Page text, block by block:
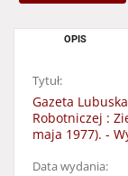
OPIS
Tytuł:
Gazeta
Robotniczej :
maja 1977). -
Data wydania: